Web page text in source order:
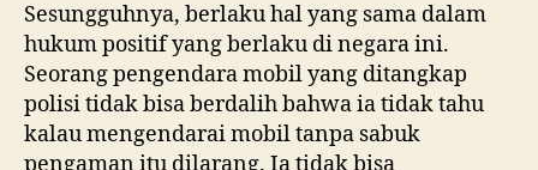
Sesungguhnya, berlaku hal yang sama dalam
hukum positif yang berlaku di negara ini.
Seorang pengendara mobil yang ditangkap
polisi tidak bisa berdalih bahwa ia tidak tahu
kalau mengendarai mobil tanpa sabuk